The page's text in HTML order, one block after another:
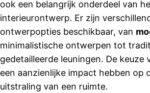
goed en
afsprake
n
werden
netjes
nageko
men.
Ook
ook een belangrijk onderdeel van
interieurontwerp. Er zijn
ontwerpopties beschikbaar, van
minimalistische ontwerpen tot
gedetailleerde leuningen. De keuze
een aanzienlijke impact hebben op
uitstraling van een ruimte.